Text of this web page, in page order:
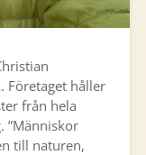
Företaget håller
från hela
”Människor
till naturen,